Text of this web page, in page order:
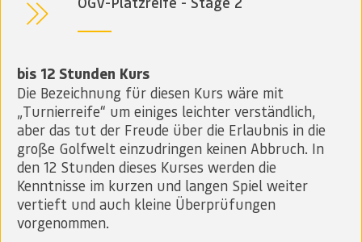
bis 12 Stunden Kurs
Die Bezeichnung für diesen Kurs wäre mit
„Turnierreife“ um einiges leichter verständlich,
aber das tut der Freude über die Erlaubnis in die
große Golfwelt einzudringen keinen Abbruch. In
den 12 Stunden dieses Kurses werden die
Kenntnisse im kurzen und langen Spiel weiter
vertieft und auch kleine Überprüfungen
vorgenommen.